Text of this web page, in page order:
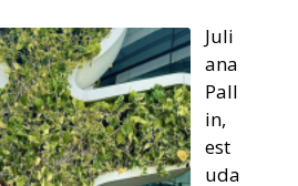
Juli
ana
Pall
in,
est
uda